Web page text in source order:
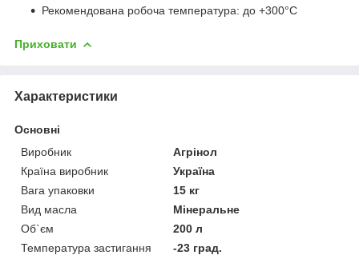
Рекомендована робоча температура: до +300°C
Приховати
Характеристики
Основні
Виробник
Агрінол
Країна виробник
Україна
Вага упаковки
15 кг
Вид масла
Мінеральне
Об`єм
200 л
Температура застигання
-23 град.